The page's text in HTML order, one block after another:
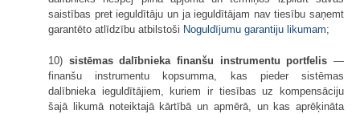
saistības pret ieguldītāju un ja ieguldītājam nav tiesību saņemt
garantēto atlīdzību atbilstoši Noguldījumu garantiju likumam;
10) sistēmas dalībnieka finanšu instrumentu portfelis —
finanšu instrumentu kopsumma, kas pieder sistēmas
dalībnieka ieguldītājiem, kuriem ir tiesības uz kompensāciju
šajā likumā noteiktajā kārtībā un apmērā, un kas aprēķināta